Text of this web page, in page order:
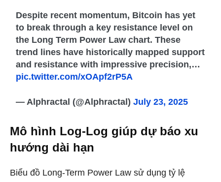
Despite recent momentum, Bitcoin has yet
to break through a key resistance level on
the Long Term Power Law chart. These
trend lines have historically mapped support
and resistance with impressive precision,…
pic.twitter.com/xOApf2rP5A
— Alphractal (@Alphractal)July 23, 2025
Mô hình Log-Log giúp dự báo xu
hướng dài hạn
Biểu đồ Long-Term Power Law sử dụng tỷ lệ